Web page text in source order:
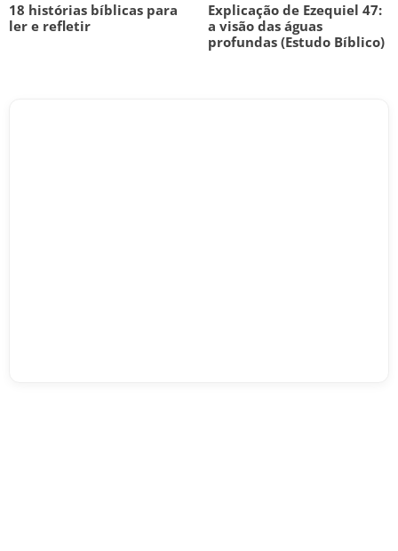
18 histórias bíblicas para
ler e refletir
Explicação de Ezequiel 47:
a visão das águas
profundas (Estudo Bíblico)